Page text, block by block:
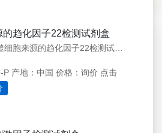
趋化因子22检测试剂盒
P 产地：中国 价格：询价 点击